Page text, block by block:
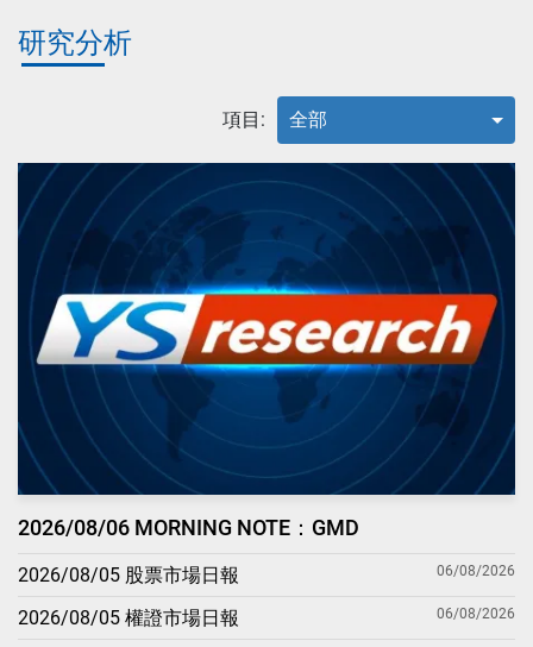
研究分析
項目: 全部
2026/08/06 MORNING NOTE：GMD
2026/08/05 股票市場日報 06/08/2026
2026/08/05 權證市場日報 06/08/2026